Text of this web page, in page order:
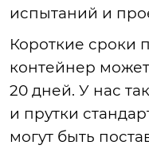
испытаний и
Короткие сроки
контейнер может
20 дней. У нас
и прутки
могут быть